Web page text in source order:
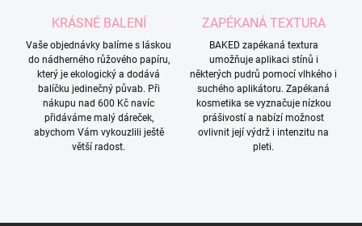
KRÁSNÉ BALENÍ
Vaše objednávky balíme s láskou
do nádherného růžového papíru,
který je ekologický a dodává
balíčku jedinečný půvab. Při
nákupu nad 600 Kč navíc
přidáváme malý dáreček,
abychom Vám vykouzlili ještě
větší radost.
ZAPÉKANÁ TEXTURA
BAKED zapékaná textura
umožňuje aplikaci stínů i
některých pudrů pomocí vlhkého i
suchého aplikátoru. Zapékaná
kosmetika se vyznačuje nízkou
prášivostí a nabízí možnost
ovlivnit její výdrž i intenzitu na
pleti.